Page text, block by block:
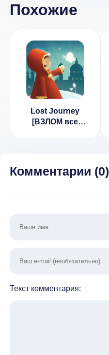
Похожие
Lost Journey
[ВЗЛОМ все
Комментарии (0)
Текст комментария: